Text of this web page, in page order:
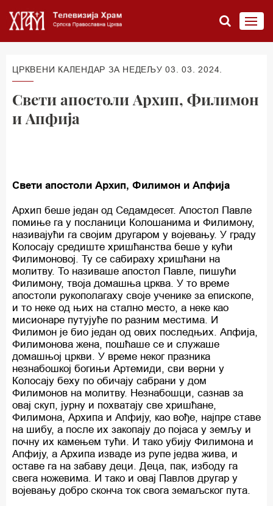
ЦРКВЕНИ КАЛЕНДАР ЗА НЕДЕЉУ 03. 03. 2024.
Свети апостоли Архип, Филимон
и Апфија
Свети апостоли Архип, Филимон и Апфија
Архип беше један од Седамдесет. Апостол Павле
помиње га у посланици Колошанима и Филимону,
називајући га својим другаром у војевању. У граду
Колосају средиште хришћанства беше у кући
Филимоновој. Ту се сабираху хришћани на
молитву. То називаше апостол Павле, пишући
Филимону, твоја домашња црква. У то време
апостоли рукополагаху своје ученике за епископе,
и то неке од њих на стално место, а неке као
мисионаре путујуће по разним местима. И
Филимон је био један од ових последњих. Апфија,
Филимонова жена, пошћаше се и служаше
домашњој цркви. У време неког празника
незнабошкој богињи Артемиди, сви верни у
Колосају беху по обичају сабрани у дом
Филимонов на молитву. Незнабошци, сазнав за
овај скуп, јурну и похватају све хришћане,
Филимона, Архипа и Апфију, као вође, најпре ставе
на шибу, а после их закопају до појаса у земљу и
почну их камењем тући. И тако убију Филимона и
Апфију, а Архипа изваде из рупе једва жива, и
оставе га на забаву деци. Деца, пак, избоду га
свега ножевима. И тако и овај Павлов другар у
војевању добро сконча ток свога земаљског пута.